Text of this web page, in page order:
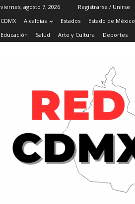
viernes, agosto 7, 2026
Registrarse / Unirse
CDMX
Alcaldías Estados Estado de México
Educación
Salud Arte y Cultura Deportes